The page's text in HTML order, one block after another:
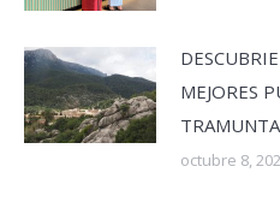
MEJORES
octubre 8,